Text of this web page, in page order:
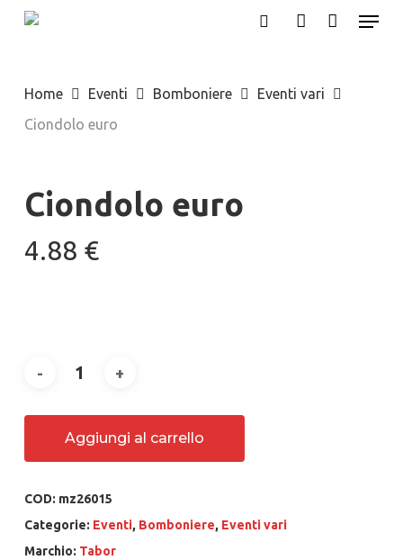
Skip
content
Menu
Home Eventi Bomboniere
Eventi vari
Ciondolo euro
Ciondolo euro
4.88 €
Aggiungi al carrello
COD: mz26015
Categorie: Eventi, Bomboniere, Eventi vari
Marchio: Tabor